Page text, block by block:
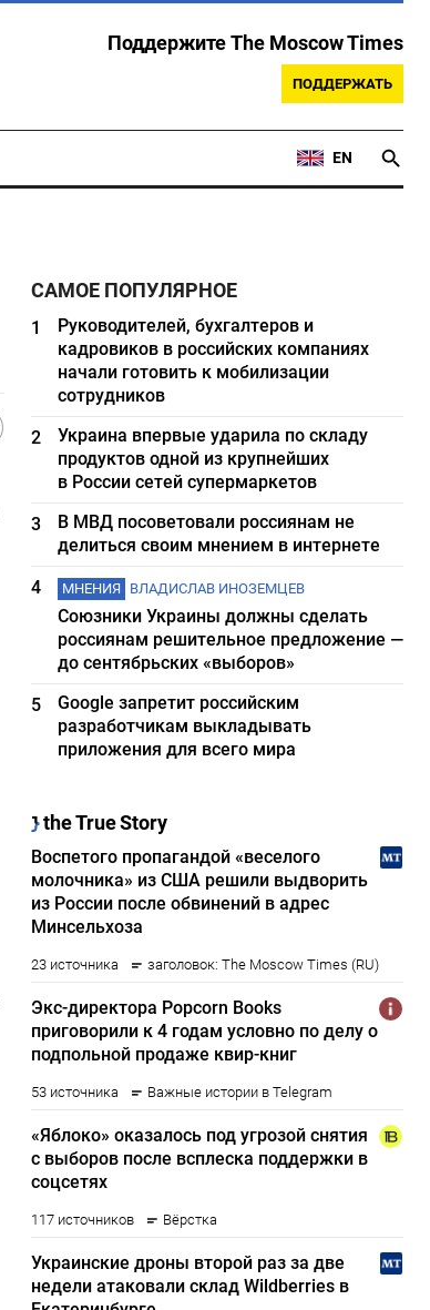
Поддержите The Moscow Times
ПОДДЕРЖАТЬ
EN
САМОЕ ПОПУЛЯРНОЕ
1
Руководителей, бухгалтеров и
кадровиков в российских компаниях
начали готовить к мобилизации
сотрудников
2
Украина впервые ударила по складу
продуктов одной из крупнейших
в России сетей супермаркетов
3
В МВД посоветовали россиянам не
делиться своим мнением в интернете
4
МНЕНИЯ ВЛАДИСЛАВ ИНОЗЕМЦЕВ
Союзники Украины должны сделать
россиянам решительное предложение —
до сентябрьских «выборов»
5
Google запретит российским
разработчикам выкладывать
приложения для всего мира